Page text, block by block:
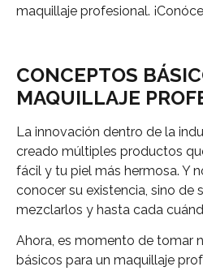
maquillaje profesional.
CONCEPTOS
MAQUILLAJE
La innovación dentro de la
creado múltiples productos
fácil y tu piel más hermosa. Y
conocer su existencia, sino de
mezclarlos y hasta cada
Ahora, es momento de tomar
básicos para un maquillaje